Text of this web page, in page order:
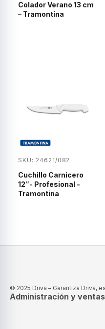
Colador Verano 13 cm
– Tramontina
SKU: 24621/082
Cuchillo Carnicero
12″- Profesional -
Tramontina
© 2025 Driva – Garantiza Driva,
Administración y ventas